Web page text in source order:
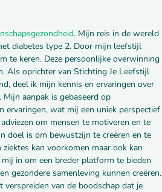
. Mijn reis in de wereld
diabetes type 2. Door mijn leefstijl
te keren. Deze persoonlijke overwinning
Als oprichter van Stichting Je Leefstijl
deel ik mijn kennis en ervaringen over
aanpak is gebaseerd op
ervaringen, wat mij een uniek perspectief
om mensen te motiveren en te
doel is om bewustzijn te creëren en te
kan voorkomen maar ook kan
in om een breder platform te bieden
gezondere samenleving kunnen creëren.
van de boodschap dat je